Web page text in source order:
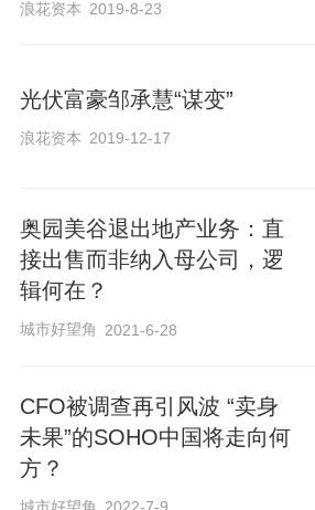
涨，下午盘中涨幅一度达
涨幅约13.1%；下午收盘时
股价有所回落，报1.58港
新京报记者 张晓兰
编辑 杨娟娟 校对 卢茜
封面图来源 SOHO中国官微
浪花资本 2019-8-23
光伏富豪邹承慧“谋变”
浪花资本 2019-12-17
奥园美谷退出地产业务：直
接出售而非纳入母公司，逻
辑何在？
城市好望角 2021-6-28
CFO被调查再引风波 “卖身
未果”的SOHO中国将走向何
方？